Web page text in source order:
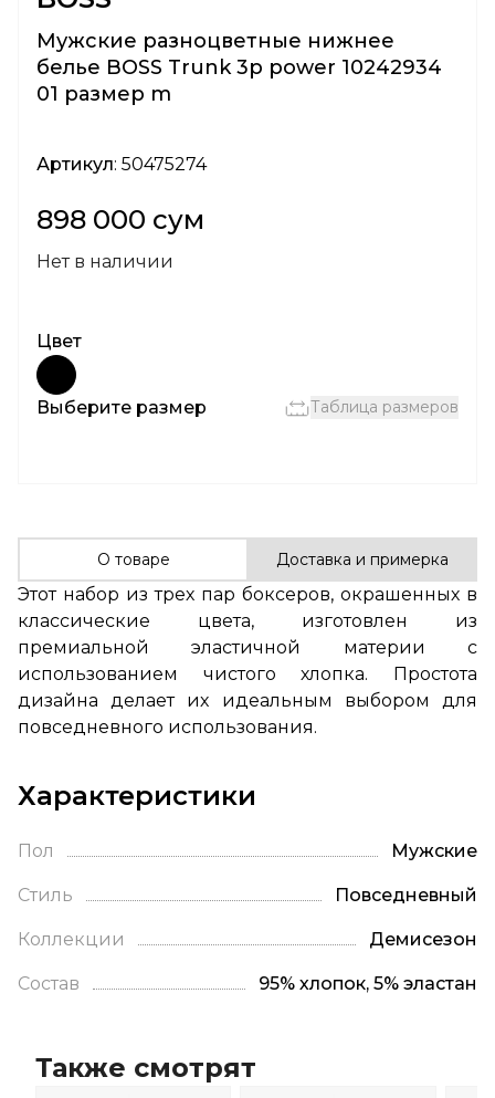
Мужские разноцветные нижнее
белье BOSS Trunk 3p power 10242934
01 размер m
Артикул: 50475274
898 000 сум
Нет в наличии
Цвет
Выберите размер Таблица размеров
О товаре Доставка и примерка
Этот набор из трех пар боксеров, окрашенных в
классические цвета, изготовлен из
премиальной эластичной материи с
использованием чистого хлопка. Простота
дизайна делает их идеальным выбором для
повседневного использования.
Характеристики
Пол Мужские
Стиль Повседневный
Коллекции Демисезон
Состав 95% хлопок, 5% эластан
Также смотрят